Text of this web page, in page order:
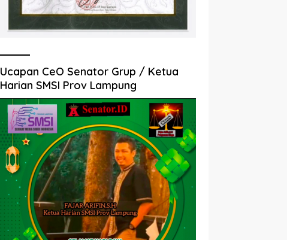
Ucapan CeO Senator Grup / Ketua
Harian SMSI Prov Lampung